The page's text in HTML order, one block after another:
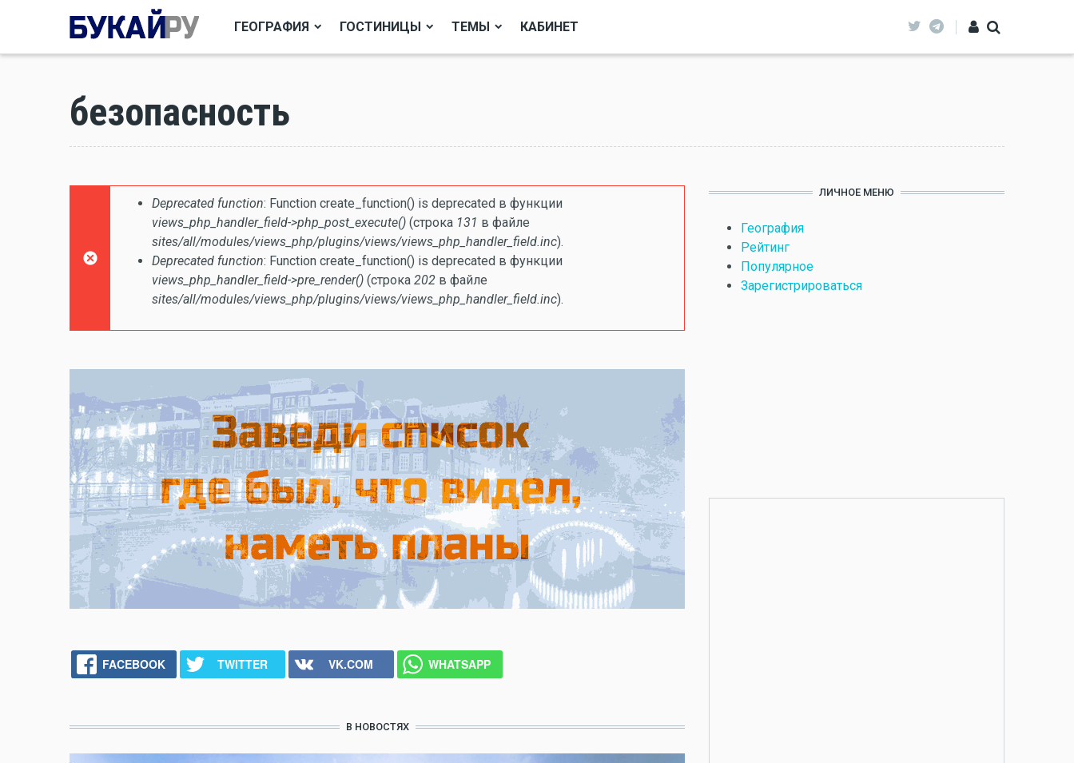
ГЕОГРАФИЯ ГОСТИНИЦЫ ТЕМЫ КАБИНЕТ
безопасность
Сообщение об ошибке
Deprecated function: Function create_function() is deprecated в функции
views_php_handler_field->php_post_execute() (строка 131 в файле
sites/all/modules/views_php/plugins/views/views_php_handler_field.inc).
Deprecated function: Function create_function() is deprecated в функции
views_php_handler_field->pre_render() (строка 202 в файле
sites/all/modules/views_php/plugins/views/views_php_handler_field.inc).
FACEBOOK TWITTER VK.COM WHATSAPP
В НОВОСТЯХ
ЛИЧНОЕ МЕНЮ
География
Рейтинг
Популярное
Зарегистрироваться